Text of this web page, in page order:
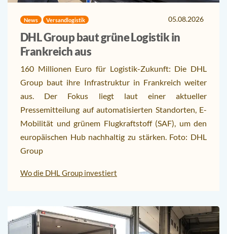
News Versandlogistik 05.08.2026
DHL Group baut grüne Logistik in
Frankreich aus
160 Millionen Euro für Logistik-Zukunft: Die DHL
Group baut ihre Infrastruktur in Frankreich weiter
aus. Der Fokus liegt laut einer aktueller
Pressemitteilung auf automatisierten Standorten, E-
Mobilität und grünem Flugkraftstoff (SAF), um den
europäischen Hub nachhaltig zu stärken. Foto: DHL
Group
Wo die DHL Group investiert